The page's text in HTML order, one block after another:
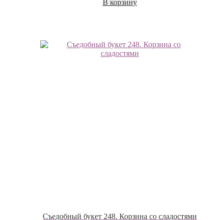
В корзину
Съедобный букет 248. Корзина со сладостями